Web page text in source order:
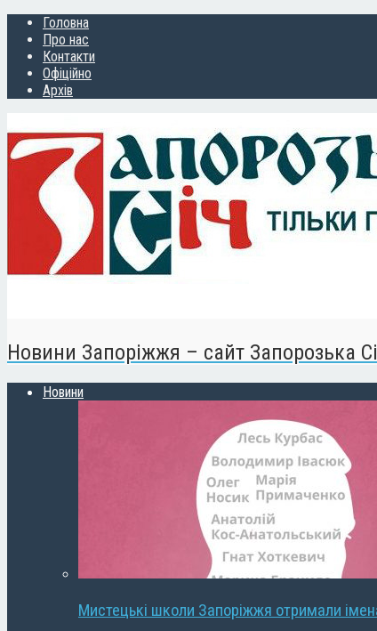
Головна
Про нас
Контакти
Офіційно
Архів
Новини Запоріжжя – сайт Запорозька
Новини
Мистецькі школи Запоріжжя отримали